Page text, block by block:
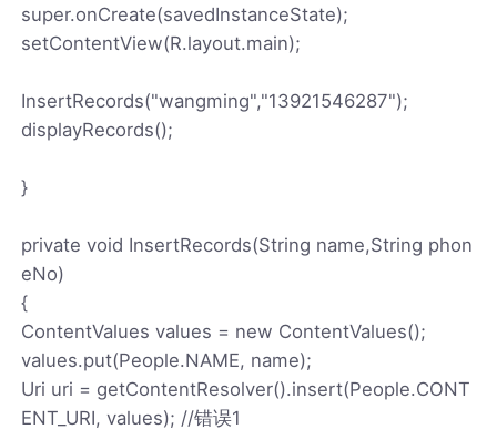
super.onCreate(savedInstanceState);
setContentView(R.layout.main);
InsertRecords("wangming","13921546287");
displayRecords();
}
private void InsertRecords(String name,String phon
eNo)
{
ContentValues values = new ContentValues();
values.put(People.NAME, name);
Uri uri = getContentResolver().insert(People.CONT
ENT_URI, values); //错误1